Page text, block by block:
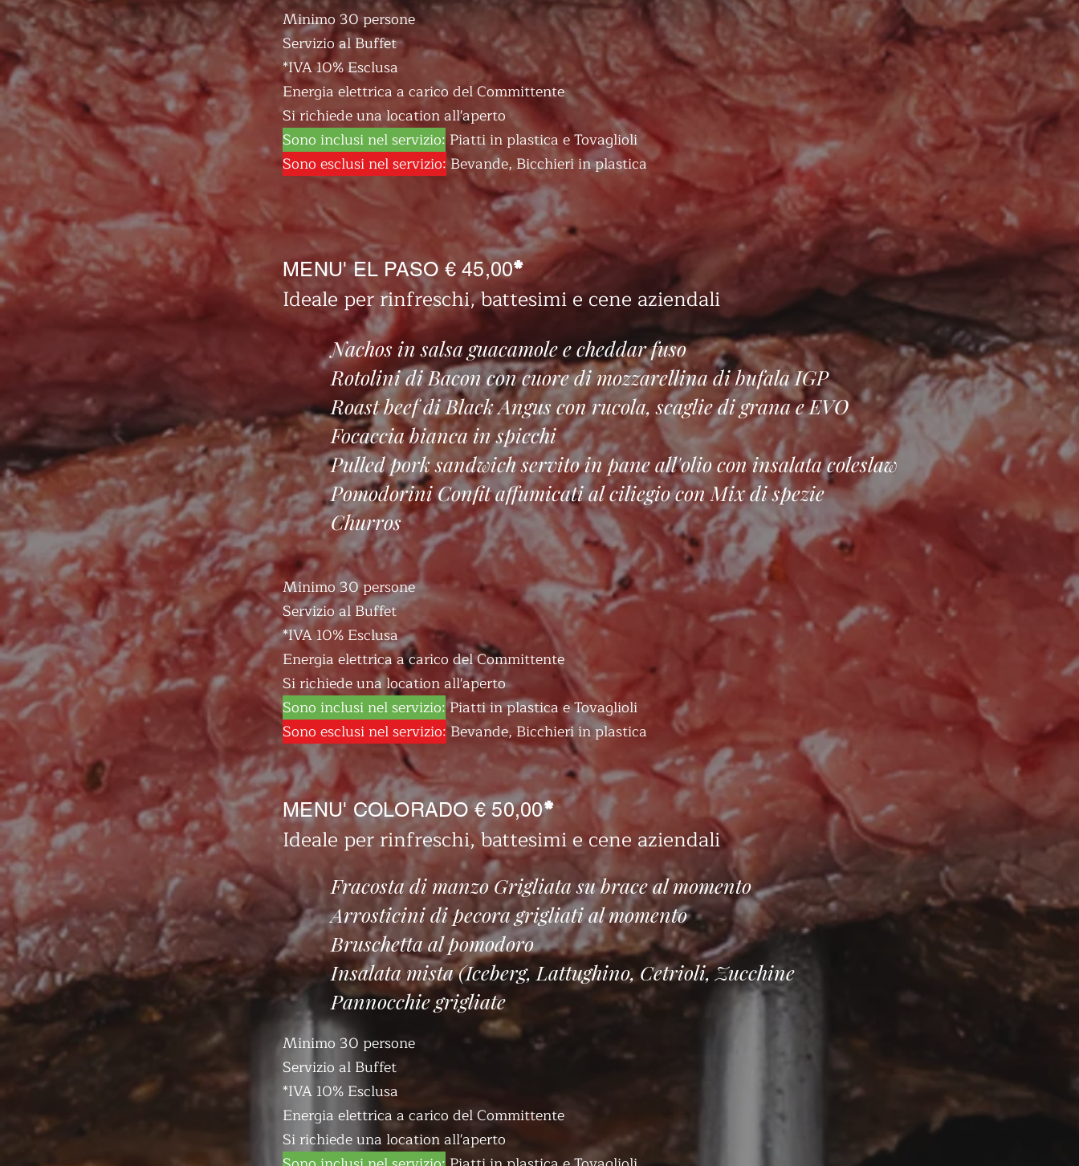
Minimo 30 persone
Servizio al Buffet
*IVA 10% Esclusa
Energia elettrica a carico del Committente
Si richiede una location all'aperto
Sono inclusi nel servizio: Piatti in plastica e Tovaglioli
Sono esclusi nel servizio: Bevande, Bicchieri in plastica
MENU' EL PASO € 45,00*
Ideale per rinfreschi, battesimi e cene aziendali
Nachos in salsa guacamole e cheddar fuso
Rotolini di Bacon con cuore di mozzarellina di bufala IGP
Roast beef di Black Angus con rucola, scaglie di grana e EVO
Focaccia bianca in spicchi
Pulled pork sandwich servito in pane all'olio con insalata coleslaw
Pomodorini Confit affumicati al ciliegio con Mix di spezie
Churros
Minimo 30 persone
Servizio al Buffet
*IVA 10% Esclusa
Energia elettrica a carico del Committente
Si richiede una location all'aperto
Sono inclusi nel servizio:Piatti in plastica e Tovaglioli
Sono esclusi nel servizio:Bevande, Bicchieri in plastica
MENU' COLORADO € 50,00*
Ideale per rinfreschi, battesimi e cene aziendali
Fracosta di manzo Grigliata su brace al momento
Arrosticini di pecora grigliati al momento
Bruschetta al pomodoro
Insalata mista (Iceberg, Lattughino, Cetrioli, Zucchine
Pannocchie grigliate
Minimo 30 persone
Servizio al Buffet
*IVA 10% Esclusa
Energia elettrica a carico del Committente
Si richiede una location all'aperto